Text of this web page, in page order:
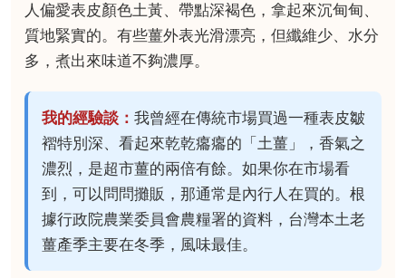
人偏愛表皮顏色土黃、帶點深褐色，拿起來沉甸甸、
質地緊實的。有些薑外表光滑漂亮，但纖維少、水分
多，煮出來味道不夠濃厚。
我的經驗談： 我曾經在傳統市場買過一種表皮皺
褶特別深、看起來乾乾癟癟的「土薑」，香氣之
濃烈，是超市薑的兩倍有餘。如果你在市場看
到，可以問問攤販，那通常是內行人在買的。根
據行政院農業委員會農糧署的資料，台灣本土老
薑產季主要在冬季，風味最佳。